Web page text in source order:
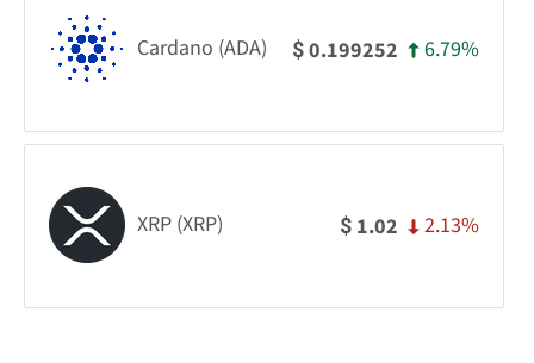
Cardano (ADA) $0.199252 6.79%
XRP (XRP) $ 1.02 2.13%